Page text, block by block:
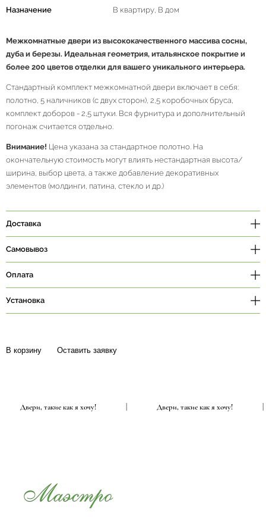
Назначение
В квартиру, В дом
Межкомнатные двери из высококачественного массива сосны,
дуба и березы. Идеальная геометрия, итальянское покрытие и
более 200 цветов отделки для вашего уникального интерьера.
Стандартный комплект межкомнатной двери включает в себя:
полотно, 5 наличников (с двух сторон), 2,5 коробочных бруса,
комплект доборов - 2,5 штуки. Вся фурнитура и дополнительный
погонаж считается отдельно.
Внимание! Цена указана за стандартное полотно. На
окончательную стоимость могут влиять нестандартная высота/
ширина, выбор цвета, а также добавление декоративных
элементов (молдинги, патина, стекло и др.)
Доставка
Самовывоз
Оплата
Установка
В корзину Оставить заявку
Двери, такие как я хочу! Двери, такие как я хочу!